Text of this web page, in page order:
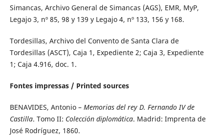
Simancas, Archivo General de Simancas (AGS), EMR, MyP,
Legajo 3, nº 85, 98 y 139 y Legajo 4, nº 133, 156 y 168.
Tordesillas, Archivo del Convento de Santa Clara de
Tordesillas (ASCT), Caja 1, Expediente 2; Caja 3, Expediente
1; Caja 4.916, doc. 1.
Fontes impressas / Printed sources
BENAVIDES, Antonio – Memorias del rey D. Fernando IV de
Castilla. Tomo II: Colección diplomática. Madrid: Imprenta de
José Rodríguez, 1860.